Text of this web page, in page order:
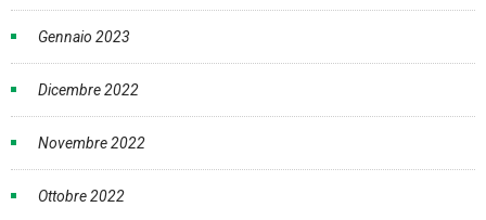
Gennaio 2023
Dicembre 2022
Novembre 2022
Ottobre 2022